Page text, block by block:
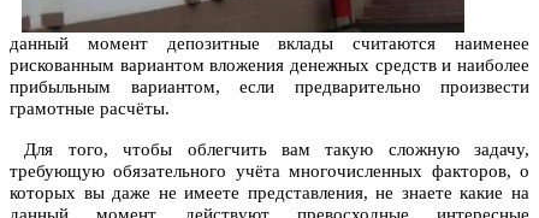
данный момент депозитные вклады считаются наименее
рискованным вариантом вложения денежных средств и наиболее
прибыльным вариантом, если предварительно произвести
грамотные расчёты.
Для того, чтобы облегчить вам такую сложную задачу,
требующую обязательного учёта многочисленных факторов, о
которых вы даже не имеете представления, не знаете какие на